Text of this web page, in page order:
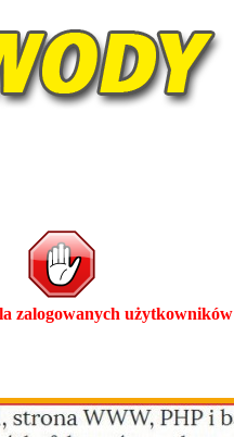
zalogowanych użytkowników